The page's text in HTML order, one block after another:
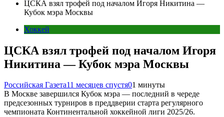
ЦСКА взял трофей под началом Игоря Никитина —
Кубок мэра Москвы
Хоккей
ЦСКА взял трофей под началом Игоря
Никитина — Кубок мэра Москвы
Российская Газета11 месяцев спустя01 минуты
В Москве завершился Кубок мэра — последний в череде
предсезонных турниров в преддверии старта регулярного
чемпионата Континентальной хоккейной лиги 2025/26.